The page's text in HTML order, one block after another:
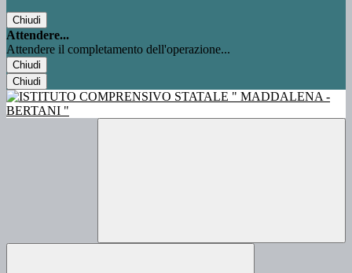
Chiudi
Attendere...
Attendere il completamento dell'operazione...
Chiudi
Chiudi